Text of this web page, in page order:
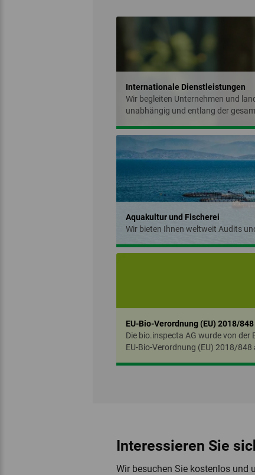
Internationale Dienstleistungen
Wir begleiten Unternehmen und
unabhängig und entlang der
Aquakultur und Fischerei
Wir bieten Ihnen weltweit Audits
EU-Bio-Verordnung (EU) 2018/848
Die bio.inspecta AG wurde von
EU-Bio-Verordnung (EU) 2018/848
Interessieren Sie
Wir besuchen Sie kostenlos und